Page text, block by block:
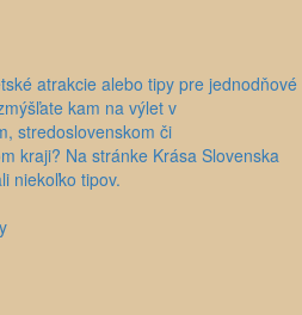
atrakcie alebo tipy pre jednodňové
kam na výlet v
stredoslovenskom či
kraji? Na stránke Krása Slovenska
niekoľko tipov.